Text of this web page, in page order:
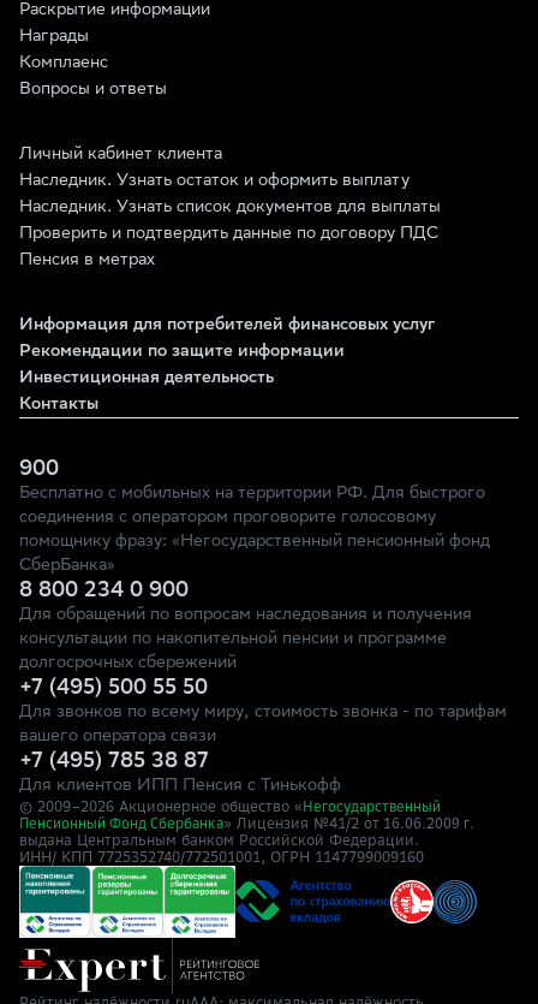
Раскрытие информации
Награды
Комплаенс
Вопросы и ответы
Личный кабинет клиента
Наследник. Узнать остаток и оформить выплату
Наследник. Узнать список документов для выплаты
Проверить и подтвердить данные по договору ПДС
Пенсия в метрах
Информация для потребителей финансовых услуг
Рекомендации по защите информации
Инвестиционная деятельность
Контакты
900
Бесплатно с мобильных на территории РФ. Для быстрого
соединения с оператором проговорите голосовому
помощнику фразу: «Негосударственный пенсионный фонд
СберБанка»
8 800 234 0 900
Для обращений по вопросам наследования и получения
консультации по накопительной пенсии и программе
долгосрочных сбережений
+7 (495) 500 55 50
Для звонков по всему миру, стоимость звонка - по тарифам
вашего оператора связи
+7 (495) 785 38 87
Для клиентов ИПП Пенсия с Тинькофф
© 2009–2026 Акционерное общество « Негосударственный
Пенсионный Фонд Сбербанка» Лицензия №41/2 от 16.06.2009 г.
выдана Центральным банком Российской Федерации.
ИНН/ КПП 7725352740/772501001, ОГРН 1147799009160